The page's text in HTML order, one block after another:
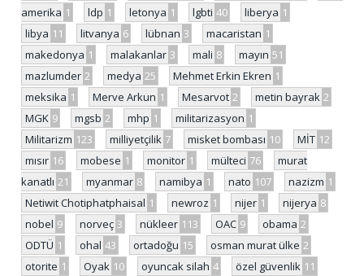
amerika 1 ldp 1 letonya 1 lgbti 40 liberya 1
libya 11 litvanya 6 lübnan 3 macaristan 1
makedonya 1 malakanlar 3 mali 8 mayın 51
mazlumder 2 medya 25 Mehmet Erkin Ekren 1
meksika 1 Merve Arkun 1 Mesarvot 2 metin bayrak 2
MGK 9 mgsb 2 mhp 1 militarizasyon 1
Militarizm 123 milliyetçilik 7 misket bombası 10 MİT 12
mısır 16 mobese 1 monitor 1 mülteci 76
murat
kanatlı 21 myanmar 8 namibya 1 nato 107 nazizm 1
Netiwit Chotiphatphaisal 1 newroz 1 nijer 1 nijerya 8
nobel 9 norveç 3 nükleer 113 OAC 9 obama 2
ODTÜ 1 ohal 43 ortadoğu 15 osman murat ülke 2
otorite 1 Oyak 10 oyuncak silah 4 özel güvenlik 11